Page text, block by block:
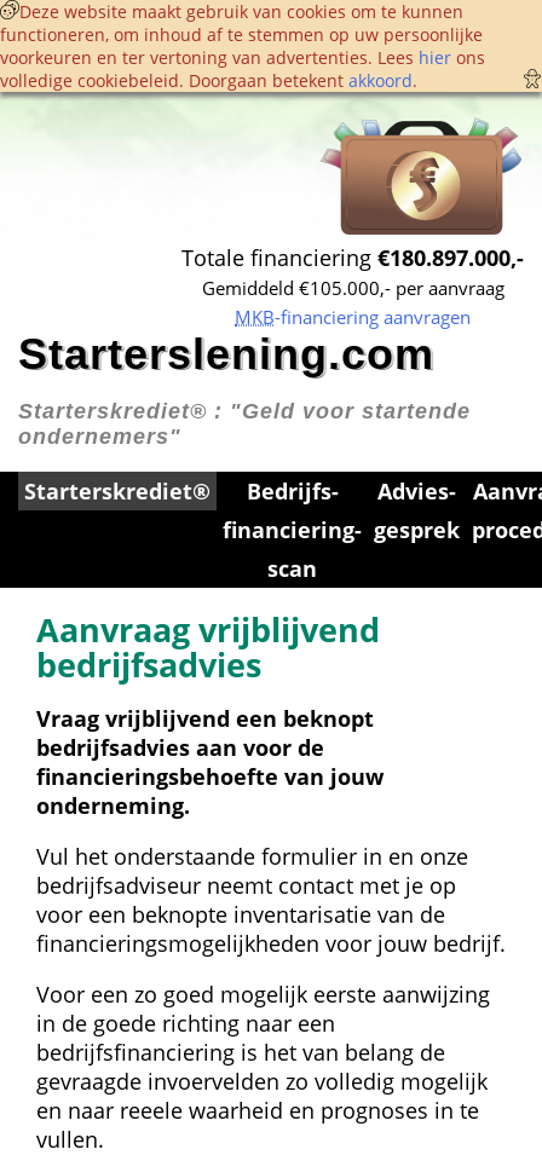
Deze website maakt gebruik van cookies om te kunnen
functioneren, om inhoud af te stemmen op uw persoonlijke
voorkeuren en ter vertoning van advertenties. Lees hier ons
volledige cookie­beleid. Doorgaan betekent akkoord.
Totale financiering €180.897.000,-
Gemiddeld €105.000,- per aanvraag
MKB-financiering aanvragen
Starterslening.com
Starterskrediet® : "Geld voor startende
ondernemers"
Starterskrediet®
Bedrijfs­
financiering­
scan
Advies­
gesprek
Aanvraag vrijblijvend
bedrijfsadvies
Vraag vrijblijvend een beknopt
bedrijfsadvies aan voor de
financieringsbehoefte van jouw
onderneming.
Vul het onderstaande formulier in en onze
bedrijfsadviseur neemt contact met je op
voor een beknopte inventarisatie van de
financieringsmogelijkheden voor jouw bedrijf.
Voor een zo goed mogelijk eerste aanwijzing
in de goede richting naar een
bedrijfsfinanciering is het van belang de
gevraagde invoervelden zo volledig mogelijk
en naar reeele waarheid en prognoses in te
vullen.